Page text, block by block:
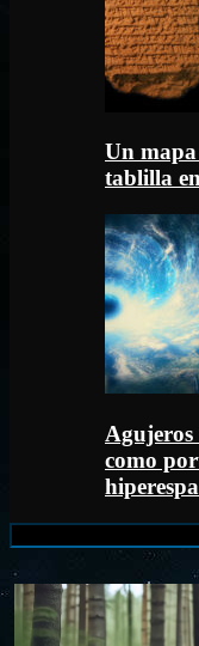
Un
tablilla
Agujeros
como